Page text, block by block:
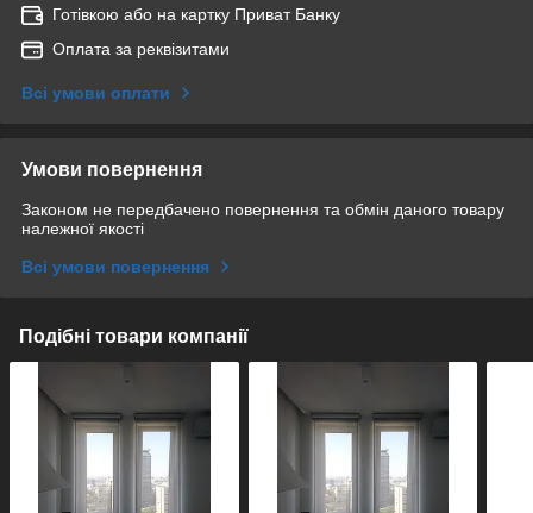
Готівкою або на картку Приват Банку
Оплата за реквізитами
Всі умови оплати
Умови повернення
Законом не передбачено повернення та обмін даного товару
належної якості
Всі умови повернення
Подібні товари компанії